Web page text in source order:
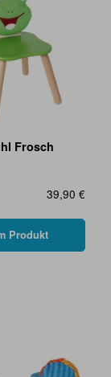
Frosch
39,90 €
Produkt